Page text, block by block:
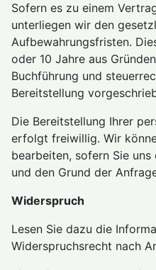
Sofern es zu einem
unterliegen wir den
Aufbewahrungsfristen.
oder 10 Jahre aus
Buchführung und
Bereitstellung
Die Bereitstellung Ihrer
erfolgt freiwillig. Wir
bearbeiten, sofern Sie
und den Grund der
Widerspruch
Lesen Sie dazu die
Widerspruchsrecht nach